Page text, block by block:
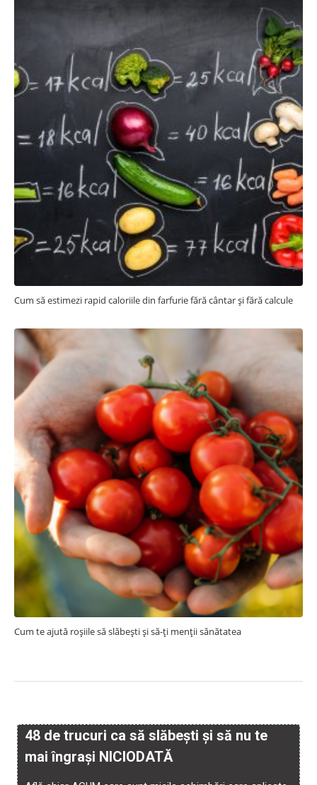
Cum să estimezi rapid caloriile din farfurie fără cântar și fără calcule
Cum te ajută roșiile să slăbești și să-ți menții sănătatea